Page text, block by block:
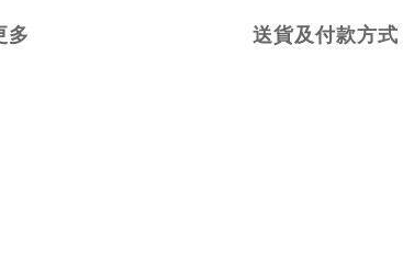
多 送貨及付款方式